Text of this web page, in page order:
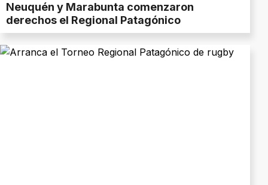
Neuquén y Marabunta comenzaron
derechos el Regional Patagónico